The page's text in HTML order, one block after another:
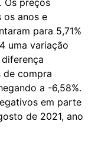
Os preços
os anos e
para 5,71%
uma variação
de compra
a -6,58%.
em parte
de 2021, ano